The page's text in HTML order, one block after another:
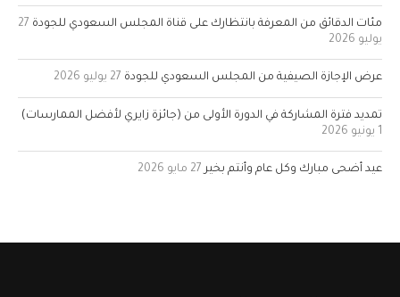
مئات الدقائق من المعرفة بانتظارك على قناة المجلس السعودي للجودة 27
يوليو 2026
عرض الإجازة الصيفية من المجلس السعودي للجودة 27 يوليو 2026
تمديد فترة المشاركة في الدورة الأولى من (جائزة زايري لأفضل الممارسات)
1 يونيو 2026
عيد أضحى مبارك وكل عام وأنتم بخير 27 مايو 2026